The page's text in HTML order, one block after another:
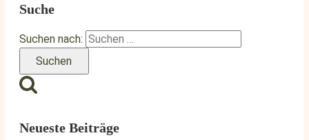
Suche
Suchen nach:
Neueste Beiträge